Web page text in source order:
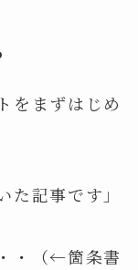
をまずはじめ
記事です」
・（←箇条書